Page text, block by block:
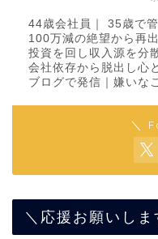
44歳会社員｜ 35歳で
100万減の絶望から再
投資を回し収入源を分
会社依存から脱出し心
ブログで発信｜嫌いな
＼
＼応援お願いしま